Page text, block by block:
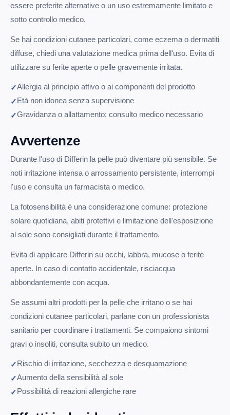
essere preferite alternative o un uso estremamente limitato e
sotto controllo medico.
Se hai condizioni cutanee particolari, come eczema o dermatiti
diffuse, chiedi una valutazione medica prima dell'uso. Evita di
utilizzare su ferite aperte o pelle gravemente irritata.
Allergia al principio attivo o ai componenti del prodotto
Età non idonea senza supervisione
Gravidanza o allattamento: consulto medico necessario
Avvertenze
Durante l'uso di Differin la pelle può diventare più sensibile. Se
noti irritazione intensa o arrossamento persistente, interrompi
l'uso e consulta un farmacista o medico.
La fotosensibilità è una considerazione comune: protezione
solare quotidiana, abiti protettivi e limitazione dell'esposizione
al sole sono consigliati durante il trattamento.
Evita di applicare Differin su occhi, labbra, mucose o ferite
aperte. In caso di contatto accidentale, risciacqua
abbondantemente con acqua.
Se assumi altri prodotti per la pelle che irritano o se hai
condizioni cutanee particolari, parlane con un professionista
sanitario per coordinare i trattamenti. Se compaiono sintomi
gravi o insoliti, consulta subito un medico.
Rischio di irritazione, secchezza e desquamazione
Aumento della sensibilità al sole
Possibilità di reazioni allergiche rare